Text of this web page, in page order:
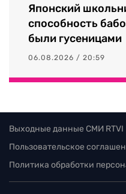
Японский
способность
были гусеницами
06.08.2026 / 20:59
Выходные данные СМИ RTVI
Пользовательское
Политика обработки